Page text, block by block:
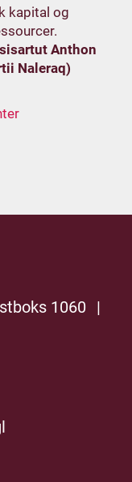
kapital og
Anthon
Naleraq)
1060
|